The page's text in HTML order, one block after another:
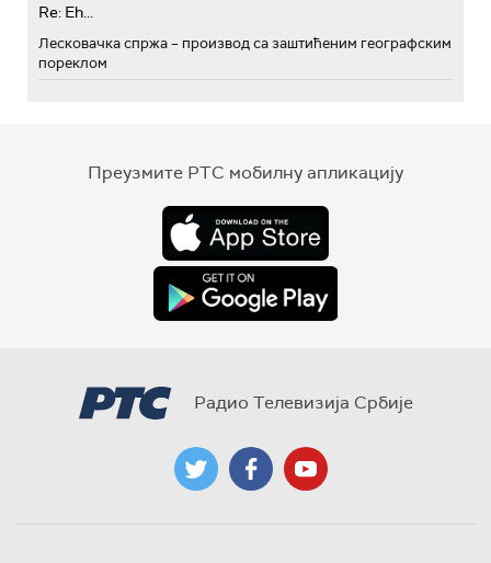
Re: Eh...
Лесковачка спржа – производ са заштићеним географским
пореклом
Преузмите РТС мобилну апликацију
Радио Телевизија Србије